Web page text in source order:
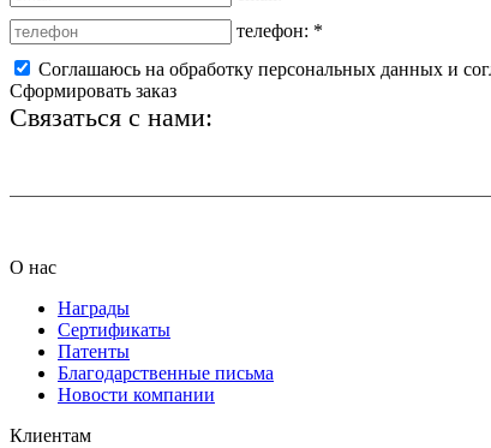
телефон: *
Соглашаюсь на обработку персональных данных и
Сформировать заказ
Связаться с нами:
О нас
Награды
Сертификаты
Патенты
Благодарственные письма
Новости компании
Клиентам